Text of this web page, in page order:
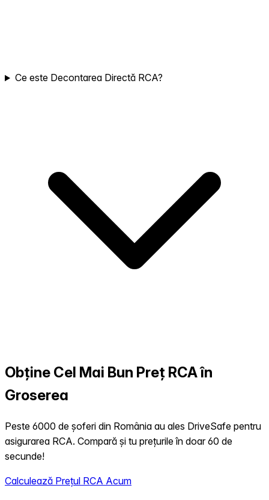
Ce este Decontarea Directă RCA?
Obține Cel Mai Bun Preț RCA în
Groserea
Peste 6000 de șoferi din România au ales DriveSafe pentru
asigurarea RCA. Compară și tu prețurile în doar 60 de
secunde!
Calculează Prețul RCA Acum